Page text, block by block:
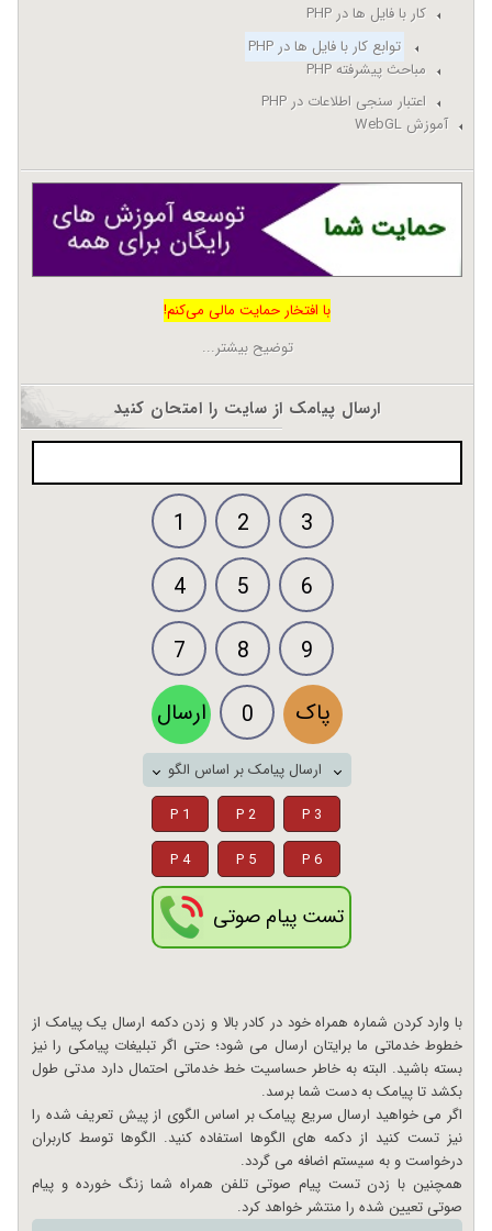
کار با فایل ها در PHP
توابع کار با فایل ها در PHP
مباحث پیشرفته PHP
اعتبار سنجی اطلاعات در PHP
آموزش WebGL
با افتخار حمایت مالی می‌کنم!
توضیح بیشتر...
ارسال پیامک از سایت را امتحان کنید
1 2
3
4
5
6
7
8
9
ارسال
0 پاک
ارسال پیامک بر اساس الگو
P 1
P 2
P 3
P 4
P 5 P 6
تست پیام صوتی
با وارد کردن شماره همراه خود در کادر بالا و زدن دکمه ارسال یک پیامک از
خطوط خدماتی ما برایتان ارسال می شود؛ حتی اگر تبلیغات پیامکی را نیز
بسته باشید. البته به خاطر حساسیت خط خدماتی احتمال دارد مدتی طول
بکشد تا پیامک به دست شما برسد.
اگر می خواهید ارسال سریع پیامک بر اساس الگوی از پیش تعریف شده را
نیز تست کنید از دکمه های الگوها استفاده کنید. الگوها توسط کاربران
درخواست و به سیستم اضافه می گردد.
همچنین با زدن تست پیام صوتی تلفن همراه شما زنگ خورده و پیام
صوتی تعیین شده را منتشر خواهد کرد.